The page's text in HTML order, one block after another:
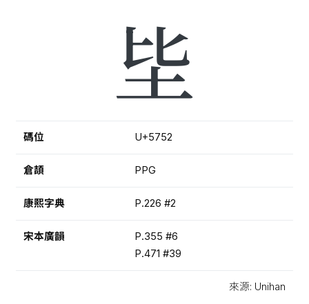
坒
碼位 U+5752
倉頡 PPG
康熙字典 P.226 #2
宋本廣韻
P.355 #6
P.471 #39
來源: Unihan